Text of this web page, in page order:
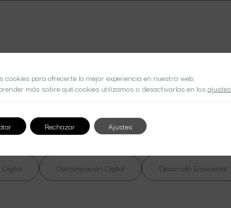
Nulla lorem massa
Comunicación Digital Desarrollo Emocional
cookies para ofrecerte la mejor experiencia en nuestra web.
más sobre qué cookies utilizamos o desactivarlas en los ajustes
Rechazar Ajustes